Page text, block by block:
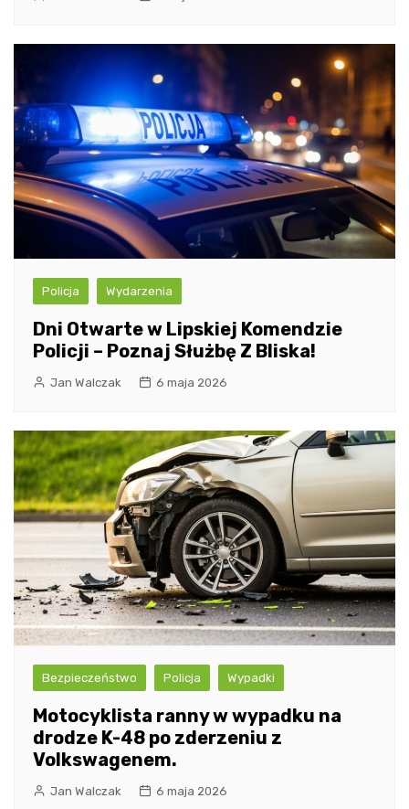
Policja Wydarzenia
Dni Otwarte w Lipskiej Komendzie
Policji – Poznaj Służbę Z Bliska!
Jan Walczak 6 maja 2026
Bezpieczeństwo Policja Wypadki
Motocyklista ranny w wypadku na
drodze K-48 po zderzeniu z
Volkswagenem.
Jan Walczak 6 maja 2026